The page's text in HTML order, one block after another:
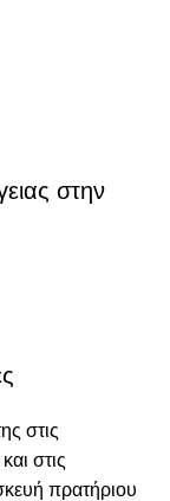
στην
στις
στις
πρατήριου